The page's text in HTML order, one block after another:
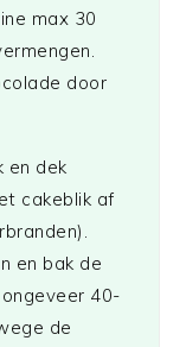
max 30
door
en dek
cakeblik af
en bak de
40-
de